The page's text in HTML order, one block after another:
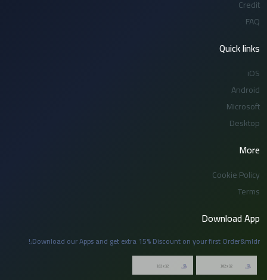
Credit
FAQ
Quick links
iOS
Android
Microsoft
Desktop
More
Cookie Policy
Terms
Download App
Download our Apps and get extra 15% Discount on your first Order&mldr;!